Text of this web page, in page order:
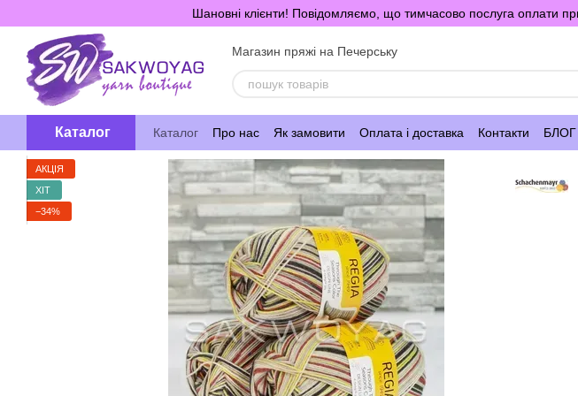
Перейти до основного контентуШановні клієнти! Повідомляємо, що тимчасово послуга оплати
Магазин пряжі на Печерську
Каталог Каталог Про нас Як замовити Оплата і доставка Контакти БЛОГ
АКЦІЯ
ХІТ
−34%